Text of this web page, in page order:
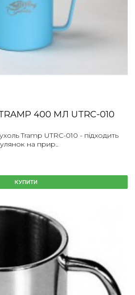
400 МЛ UTRC-010
Tramp UTRC-010 - підходить
на прир..
КУПИТИ